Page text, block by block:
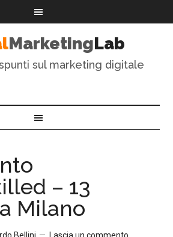
MarketingLab
sul marketing digitale
– 13
Milano